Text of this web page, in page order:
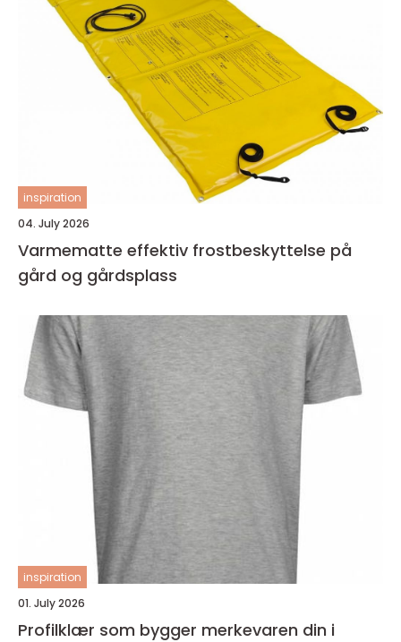
inspiration
04. July 2026
Varmematte effektiv frostbeskyttelse på
gård og gårdsplass
inspiration
01. July 2026
Profilklær som bygger merkevaren din i